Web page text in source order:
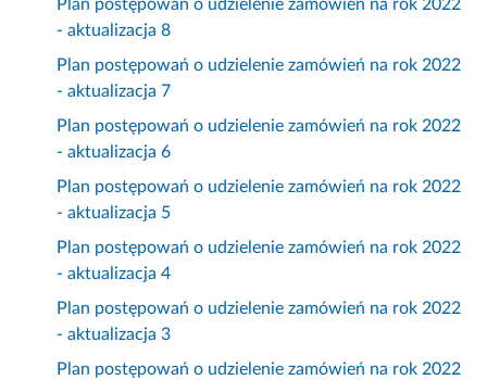
Plan postępowań o udzielenie zamówień na rok 2022
- aktualizacja 8
Plan postępowań o udzielenie zamówień na rok 2022
- aktualizacja 7
Plan postępowań o udzielenie zamówień na rok 2022
- aktualizacja 6
Plan postępowań o udzielenie zamówień na rok 2022
- aktualizacja 5
Plan postępowań o udzielenie zamówień na rok 2022
- aktualizacja 4
Plan postępowań o udzielenie zamówień na rok 2022
- aktualizacja 3
Plan postępowań o udzielenie zamówień na rok 2022